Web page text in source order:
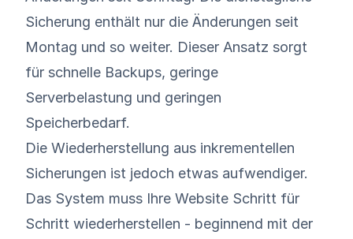
Sicherung enthält nur die Änderungen seit
Montag und so weiter. Dieser Ansatz sorgt
für schnelle Backups, geringe
Serverbelastung und geringen
Speicherbedarf.
Die Wiederherstellung aus inkrementellen
Sicherungen ist jedoch etwas aufwendiger.
Das System muss Ihre Website Schritt für
Schritt wiederherstellen - beginnend mit der